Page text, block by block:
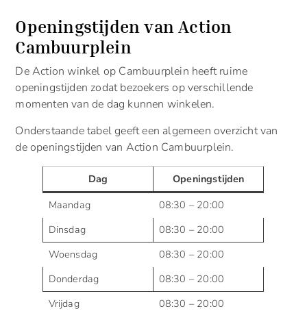
Openingstijden van Action
Cambuurplein
De Action winkel op Cambuurplein heeft ruime
openingstijden zodat bezoekers op verschillende
momenten van de dag kunnen winkelen.
Onderstaande tabel geeft een algemeen overzicht van
de openingstijden van Action Cambuurplein.
Dag
Openingstijden
Maandag
08:30 – 20:00
Dinsdag
08:30 – 20:00
Woensdag
08:30 – 20:00
Donderdag
08:30 – 20:00
Vrijdag
08:30 – 20:00